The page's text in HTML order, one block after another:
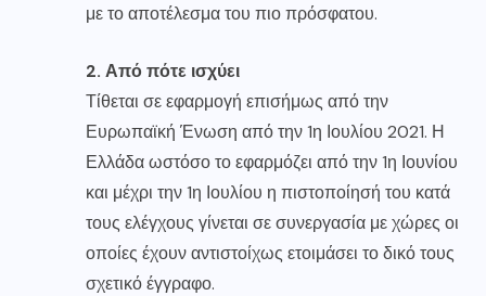
με το αποτέλεσμα του πιο πρόσφατου.
2. Από πότε ισχύει
Τίθεται σε εφαρμογή επισήμως από την
Ευρωπαϊκή Ένωση από την 1η Ιουλίου 2021. Η
Ελλάδα ωστόσο το εφαρμόζει από την 1η Ιουνίου
και μέχρι την 1η Ιουλίου η πιστοποίησή του κατά
τους ελέγχους γίνεται σε συνεργασία με χώρες οι
οποίες έχουν αντιστοίχως ετοιμάσει το δικό τους
σχετικό έγγραφο.